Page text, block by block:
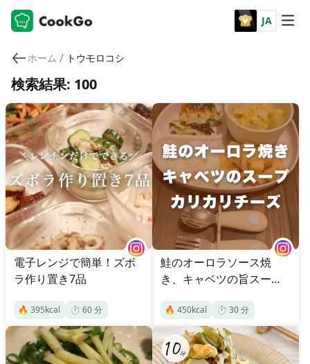
JA
ホーム / トウモロコシ
検索結果: 100
電子レンジで簡単！ズボ
ラ作り置き7品
🔥 395kcal ⏱️ 60分
鮭のオーロラソース焼
き、キャベツの旨スー
🔥 450kcal ⏱️ 30分